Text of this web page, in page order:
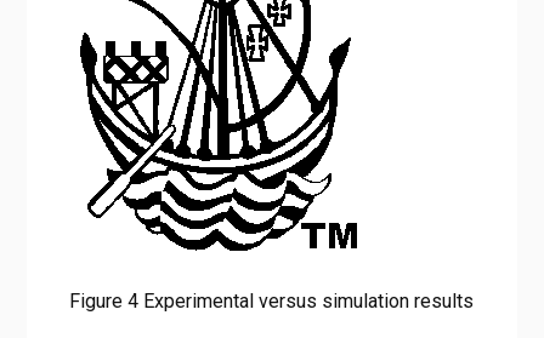
Figure 4 Experimental versus simulation results